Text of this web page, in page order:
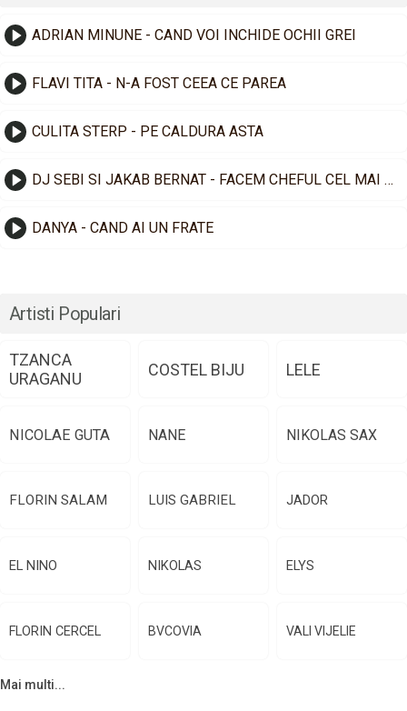
ADRIAN MINUNE - CAND VOI INCHIDE OCHII GREI
FLAVI TITA - N-A FOST CEEA CE PAREA
CULITA STERP - PE CALDURA ASTA
DJ SEBI SI JAKAB BERNAT - FACEM CHEFUL CEL MAI TARE
DANYA - CAND AI UN FRATE
Artisti Populari
TZANCA
URAGANU
COSTEL BIJU LELE
NICOLAE GUTA NANE NIKOLAS SAX
FLORIN SALAM LUIS GABRIEL JADOR
EL NINO NIKOLAS ELYS
FLORIN CERCEL BVCOVIA VALI VIJELIE
Mai multi...